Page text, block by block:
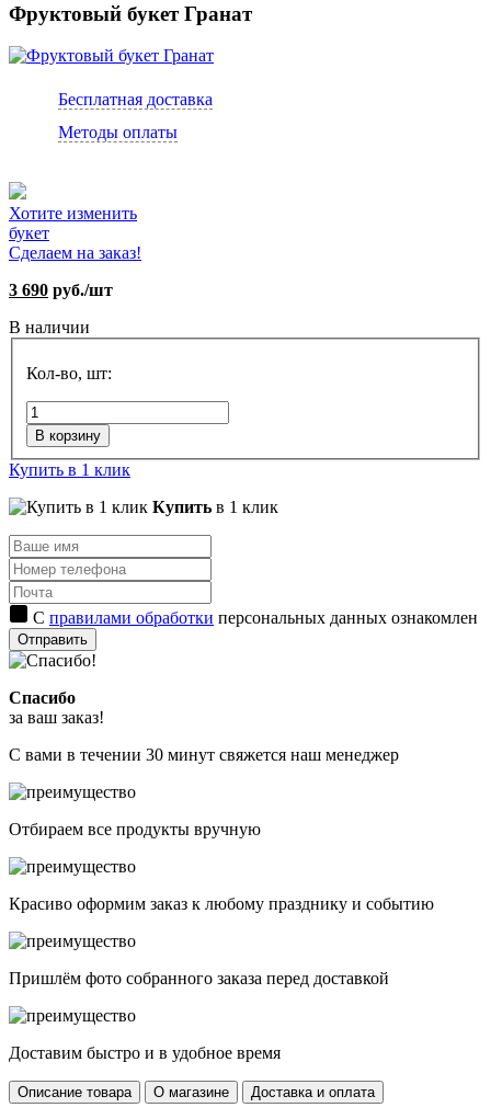
Фруктовый букет Гранат
Бесплатная доставка
Методы оплаты
Хотите изменить
букет
Сделаем на заказ!
3 690 руб./шт
В наличии
Кол-во, шт:
В корзину
Купить в 1 клик
Купить в 1 клик
С правилами обработки персональных данных ознакомлен
Отправить
Спасибо
за ваш заказ!
С вами в течении 30 минут свяжется наш менеджер
Отбираем все продукты вручную
Красиво оформим заказ к любому празднику и событию
Пришлём фото собранного заказа перед доставкой
Доставим быстро и в удобное время
Описание товара О магазине Доставка и оплата